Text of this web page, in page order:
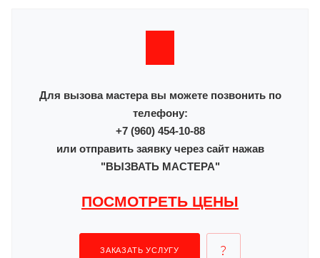
Для вызова мастера вы можете позвонить по
телефону:
+7 (960) 454-10-88
или отправить заявку через сайт нажав
"ВЫЗВАТЬ МАСТЕРА"
ПОСМОТРЕТЬ ЦЕНЫ
ЗАКАЗАТЬ УСЛУГУ